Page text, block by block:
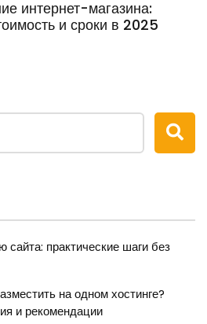
интернет-магазина:
и сроки в 2025
сайта: практические шаги без
на одном хостинге?
и рекомендации